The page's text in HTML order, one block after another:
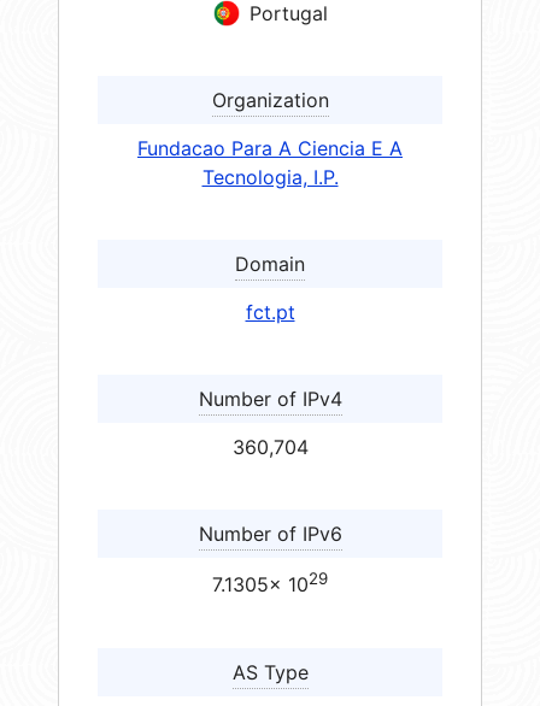
Portugal
Organization
Fundacao Para A Ciencia E A
Tecnologia, I.P.
Domain
fct.pt
Number of IPv4
360,704
Number of IPv6
7.1305× 1029
AS Type